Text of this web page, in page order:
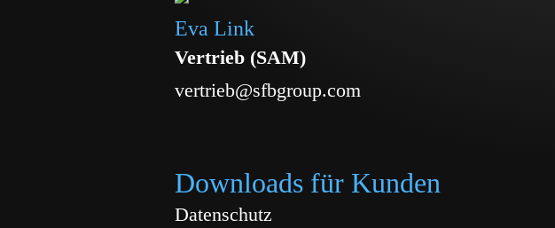
Eva Link
Vertrieb (SAM)
vertrieb@sfbgroup.com
Downloads für Kunden
Datenschutz